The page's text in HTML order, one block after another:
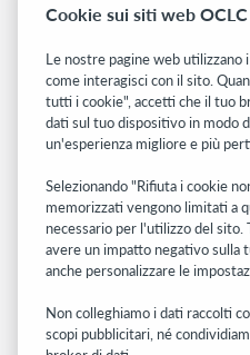
Dashboard di stato del
Siti correlati
OCLC.org
BibFormats
Community
Ricerca
WebJunction
Rete sviluppatori
Ricevi gli ultimi
Cookie sui siti web OCLC
Le nostre pagine web utilizzano
come interagisci con il sito.
tutti i cookie", accetti che il tuo
dati sul tuo dispositivo in modo
un'esperienza migliore e più
Selezionando "Rifiuta i cookie
memorizzati vengono limitati a
necessario per l'utilizzo del
avere un impatto negativo sulla
anche personalizzare le
Non colleghiamo i dati raccolti
scopi pubblicitari, né